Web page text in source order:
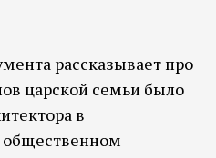
рассказывает про
царской семьи было
в
общественном